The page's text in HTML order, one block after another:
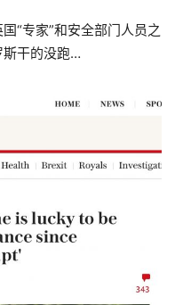
“专家”和安全部门人员之
斯干的没跑…